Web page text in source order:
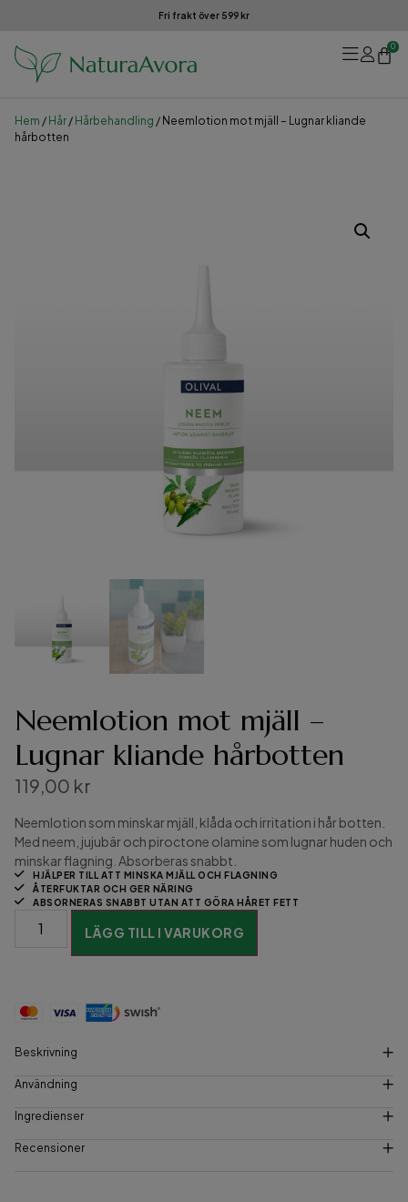
Fri frakt över 599 kr
0
Hem / Hår / Hårbehandling / Neemlotion mot mjäll – Lugnar kliande
hårbotten
Neemlotion mot mjäll –
Lugnar kliande hårbotten
119,00 kr
Neemlotion som minskar mjäll, klåda och irritation i hår botten.
Med neem, jujubär och piroctone olamine som lugnar huden och
minskar flagning. Absorberas snabbt.
HJÄLPER TILL ATT MINSKA MJÄLL OCH FLAGNING
ÅTERFUKTAR OCH GER NÄRING
ABSORNERAS SNABBT UTAN ATT GÖRA HÅRET FETT
LÄGG TILL I VARUKORG
Beskrivning
Användning
Ingredienser
Recensioner